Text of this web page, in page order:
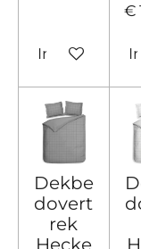
In
€
Dekbe
dovert
rek
Hecke